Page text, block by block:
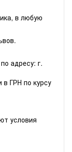
в любую
адресу: г.
в ГРН по курсу
условия